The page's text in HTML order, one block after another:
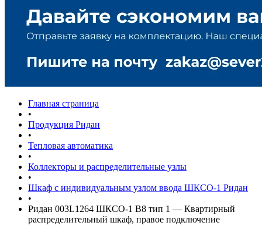
Главная страница
•
Продукция Ридан
•
Тепловая автоматика
•
Коллекторы и распределительные узлы
•
Шкаф с индивидуальным узлом ввода ШКСО-1 Ридан
•
Ридан 003L1264 ШКСО-1 В8 тип 1 — Квартирный
распределительный шкаф, правое подключение